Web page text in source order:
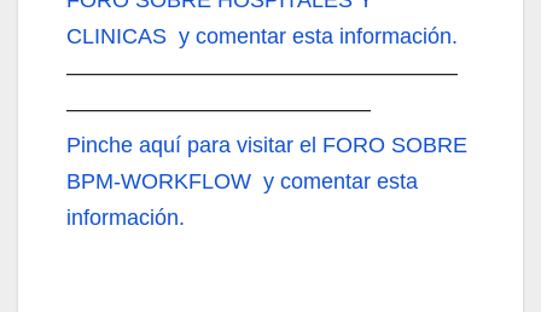
CLINICAS y comentar esta información.
——————————————————
——————————————
Pinche aquí para visitar el FORO SOBRE
BPM-WORKFLOW y comentar esta
información.